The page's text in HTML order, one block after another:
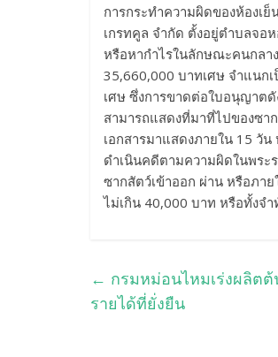
การกระทำความผิดของห้องเ
เกรทคูล จำกัด ตั้งอยู่ตำบลจอ
หรือหากำไรในลักษณะคนกลา
35,660,000 บาทเศษ จำแนก
เศษ ซึ่งการขาดต่อใบอนุญาต
สามารถแสดงที่มาที่ไปของซา
เอกสารมาแสดงภายใน 15 วั
ดำเนินคดีตามความผิดในพระ
ซากสัตว์เข้าออก ผ่าน หรือภา
ไม่เกิน 40,000 บาท หรือทั้งจำ
← กรมหม่อนไหมเร่งผลิต
รายได้ที่ยั่งยืน